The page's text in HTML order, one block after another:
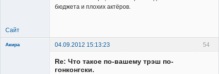
бюджета и плохих актёров.
Сайт
54
Акира 04.09.2012 15:13:23
Re: Что такое по-вашему трэш по-
гонконгски.